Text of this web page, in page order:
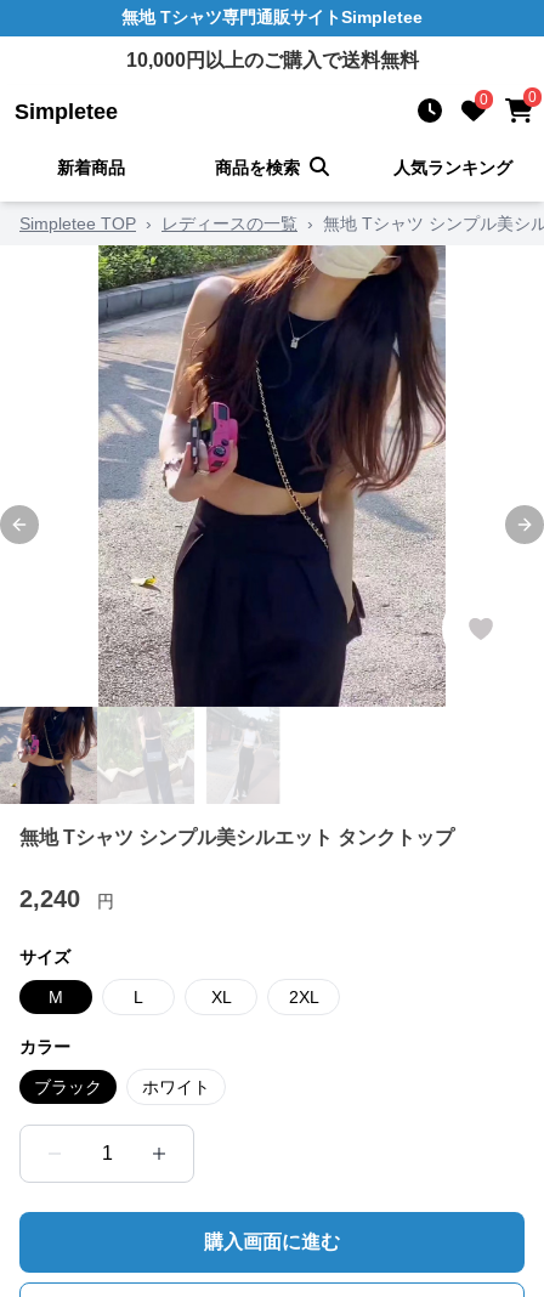
無地 Tシャツ専門通販サイトSimpletee
10,000円以上のご購入で送料無料
Simpletee 0 0
新着商品 商品を検索 人気ランキング
Simpletee TOP › レディースの一覧 › 無地 Tシャツ シンプル美シ
Previous slide
無地 Tシャツ シンプル美シルエット タンクトップ
2,240 円
サイズ
M L XL 2XL
カラー
ブラック ホワイト
1
購入画面に進む